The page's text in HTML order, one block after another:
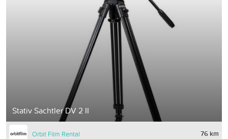
Stativ Sachtler DV 2 II
Orbit Film Rental 76 km